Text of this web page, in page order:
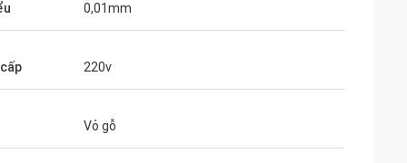
của bạn được
0,01mm
220v
Vỏ gỗ